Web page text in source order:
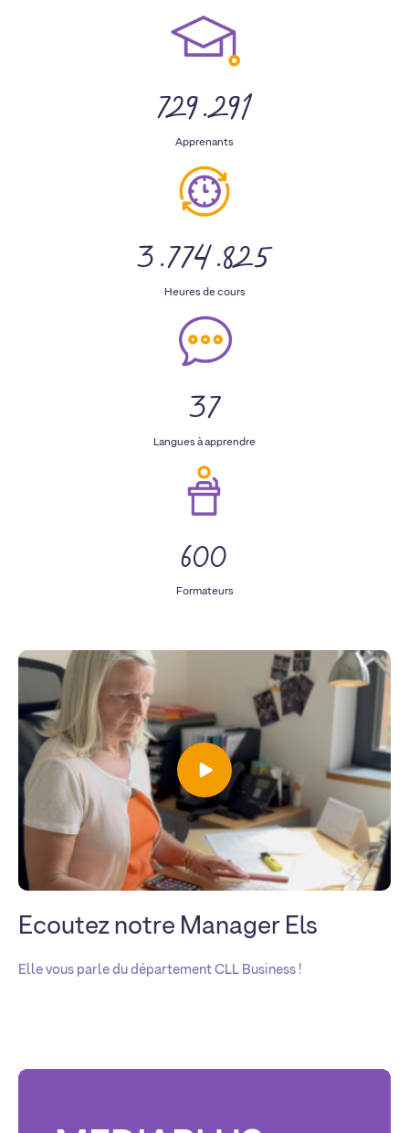
729.291
Apprenants
3.774.825
Heures de cours
37
Langues à apprendre
600
Formateurs
Ecoutez notre Manager Els
Elle vous parle du département CLL Business !